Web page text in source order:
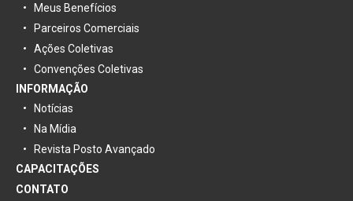
Meus Benefícios
Parceiros Comerciais
Ações Coletivas
Convenções Coletivas
INFORMAÇÃO
Notícias
Na Mídia
Revista Posto Avançado
CAPACITAÇÕES
CONTATO